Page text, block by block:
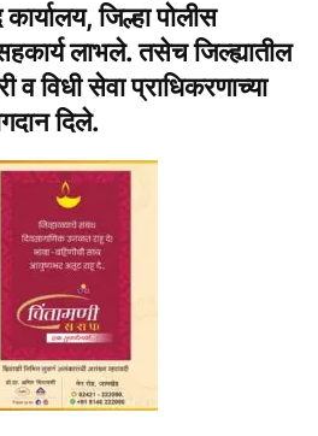
जिल्हा पोलीस
लाभले. तसेच जिल्ह्यातील
व विधी सेवा प्राधिकरणाच्या
दिले.